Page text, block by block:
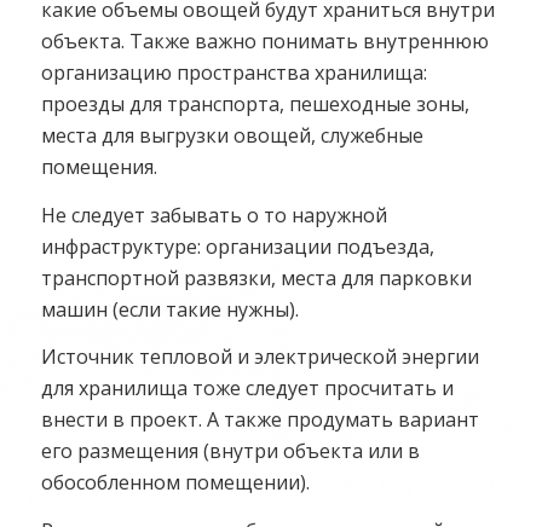
какие объемы овощей будут храниться внутри
объекта. Также важно понимать внутреннюю
организацию пространства хранилища:
проезды для транспорта, пешеходные зоны,
места для выгрузки овощей, служебные
помещения.
Не следует забывать о то наружной
инфраструктуре: организации подъезда,
транспортной развязки, места для парковки
машин (если такие нужны).
Источник тепловой и электрической энергии
для хранилища тоже следует просчитать и
внести в проект. А также продумать вариант
его размещения (внутри объекта или в
обособленном помещении).